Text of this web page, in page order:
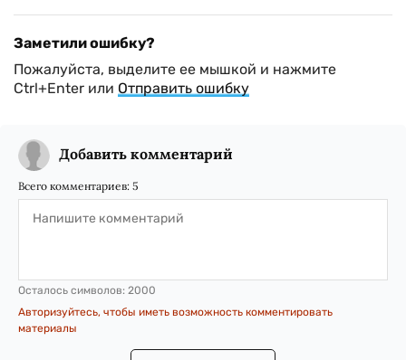
Заметили ошибку?
Пожалуйста, выделите ее мышкой и нажмите
Ctrl+Enter или Отправить ошибку
Добавить комментарий
Всего комментариев: 5
Осталось символов: 2000
Авторизуйтесь, чтобы иметь возможность комментировать
материалы